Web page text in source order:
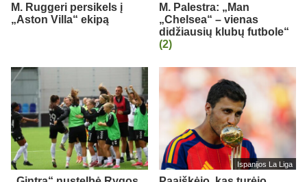
M. Ruggeri persikels į
„Aston Villa“ ekipą
M. Palestra: „Man
„Chelsea“ – vienas
didžiausių klubų futbole“
(2)
Ispanijos La Liga